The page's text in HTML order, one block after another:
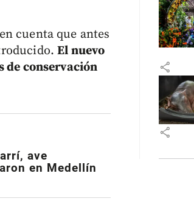
cuenta que antes
El nuevo
de conservación
ave
en Medellín
share
share